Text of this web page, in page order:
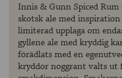
Innis & Gunn Spiced Rum
skotsk ale med
limiterad upplaga om
gyllene ale med kryddig
förädlats med en
kryddor noggrant valts ut